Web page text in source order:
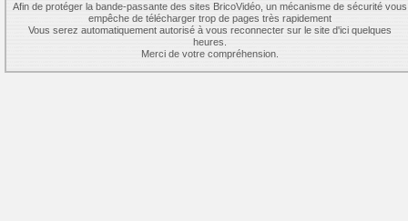
Afin de protéger la bande-passante des sites BricoVidéo, un mécanisme de sécurité vous
empêche de télécharger trop de pages très rapidement
Vous serez automatiquement autorisé à vous reconnecter sur le site d'ici quelques
heures.
Merci de votre compréhension.